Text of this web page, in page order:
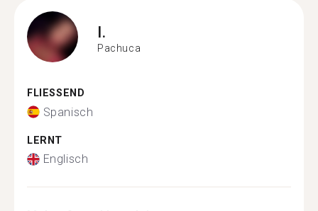
I.
Pachuca
FLIESSEND
Spanisch
LERNT
Englisch